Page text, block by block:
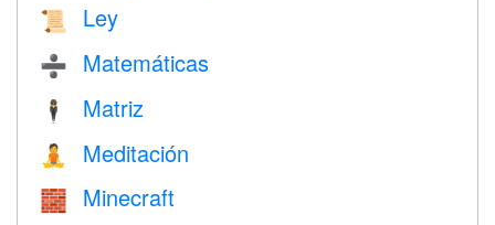
📜 Ley
➗ Matemáticas
🕴️ Matriz
🧘 Meditación
🧱 Minecraft